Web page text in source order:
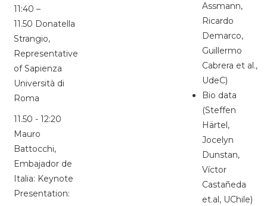
11:40 –
11.50 Donatella
Strangio,
Representative
of Sapienza
Università di
Roma
11.50 - 12:20
Mauro
Battocchi,
Embajador de
Italia: Keynote
Presentation:
Assmann,
Ricardo
Demarco,
Guillermo
Cabrera et al.,
UdeC)
Bio data
(Steffen
Härtel,
Jocelyn
Dunstan,
Víctor
Castañeda
et.al, UChile)